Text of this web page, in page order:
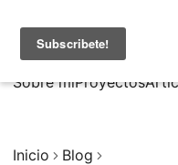
MarcusRB
Sobre míProyectos
Inicio Blog